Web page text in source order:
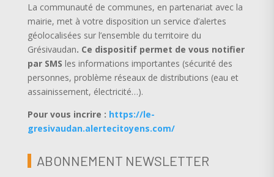
La communauté de communes, en partenariat avec la
mairie, met à votre disposition un service d’alertes
géolocalisées sur l’ensemble du territoire du
Grésivaudan. Ce dispositif permet de vous notifier
par SMS les informations importantes (sécurité des
personnes, problème réseaux de distributions (eau et
assainissement, électricité…).
Pour vous incrire : https://le-
gresivaudan.alertecitoyens.com/
ABONNEMENT NEWSLETTER